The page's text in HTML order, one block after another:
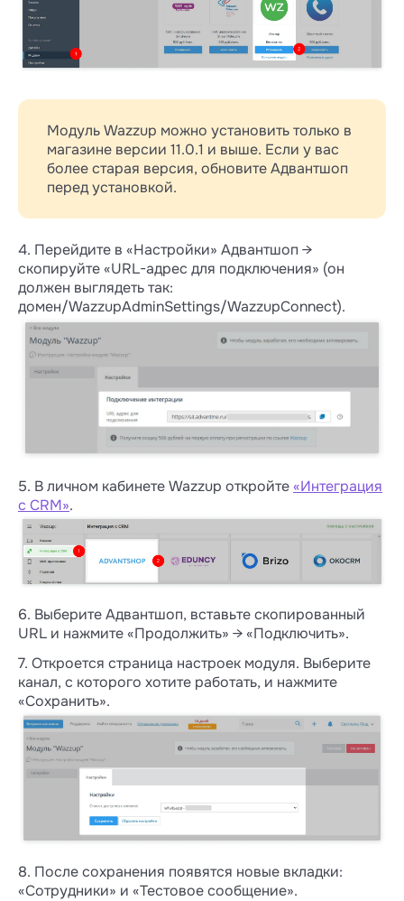
Модуль Wazzup можно установить только в
магазине версии 11.0.1 и выше. Если у вас
более старая версия, обновите Адвантшоп
перед установкой.
4. Перейдите в «Настройки» Адвантшоп →
скопируйте «URL-адрес для подключения» (он
должен выглядеть так:
домен/WazzupAdminSettings/WazzupConnect).
5. В личном кабинете Wazzup откройте«Интеграция
с CRM».
6. Выберите Адвантшоп, вставьте скопированный
URL и нажмите «Продолжить» → «Подключить».
7. Откроется страница настроек модуля. Выберите
канал, с которого хотите работать, и нажмите
«Сохранить».
8. После сохранения появятся новые вкладки:
«Сотрудники» и «Тестовое сообщение».